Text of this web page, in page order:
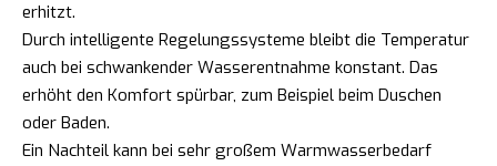
erhitzt.
Durch intelligente Regelungssysteme bleibt die Temperatur
auch bei schwankender Wasserentnahme konstant. Das
erhöht den Komfort spürbar, zum Beispiel beim Duschen
oder Baden.
Ein Nachteil kann bei sehr großem Warmwasserbedarf